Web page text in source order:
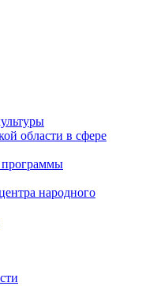
области в сфере
программы
народного